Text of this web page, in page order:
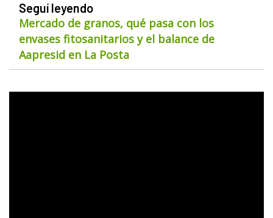
Seguí leyendo
Mercado de granos, qué pasa con los
envases fitosanitarios y el balance de
Aapresid en La Posta